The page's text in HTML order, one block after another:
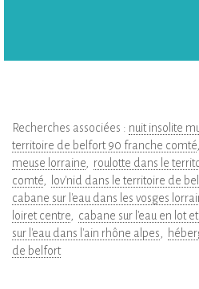
Recherches associées : nuit insolite
territoire de belfort 90 franche comté
meuse lorraine
roulotte dans le
comté
lov'nid dans le territoire de
cabane sur l'eau dans les vosges
loiret centre
cabane sur l'eau en lot
sur l'eau dans l'ain rhône alpes
de belfort